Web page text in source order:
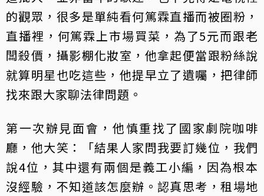
的觀眾，很多是單純看何篤霖直播而被圈粉，
直播裡，何篤霖上市場買菜，為了5元而跟老
闆殺價，攝影棚化妝室，他拿起便當跟粉絲說
就算明星也吃這些，他提早立了遺囑，把律師
找來跟大家聊法律問題。
第一次辦見面會，他慎重找了國家劇院咖啡
廳，他大笑：「結果人家問我要訂幾位，我們
說4位，其中還有兩個是義工小編，因為根本
沒經驗，不知道該怎麼辦。認真思考，租場地